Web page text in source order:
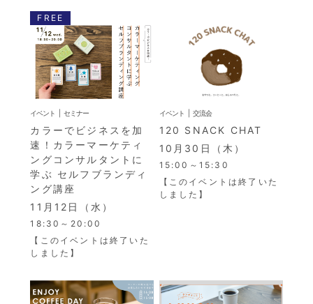
FREE
イベント セミナー
カラーでビジネスを加
速！カラーマーケティ
ングコンサルタントに
学ぶ セルフブランディ
ング講座
11月12日（水）
18:30～20:00
【このイベントは終了いた
しました】
イベント 交流会
120 SNACK CHAT
10月30日（木）
15:00～15:30
【このイベントは終了いた
しました】